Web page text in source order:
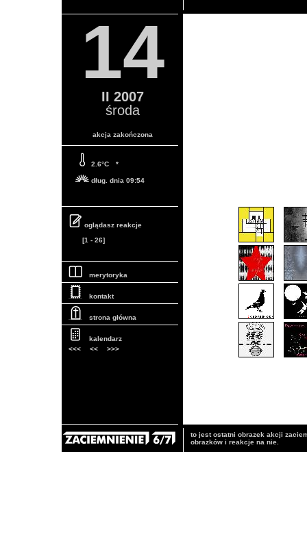
14
II 2007
środa
akcja zakończona
2.6°C *
dług. dnia 09:54
oglądasz reakcje
[1 - 26]
merytoryka
kontakt
strona główna
kalendarz
<<<
<< >>>
to jest ostatni obrazek akcji
obrazków i reakcje na nie.